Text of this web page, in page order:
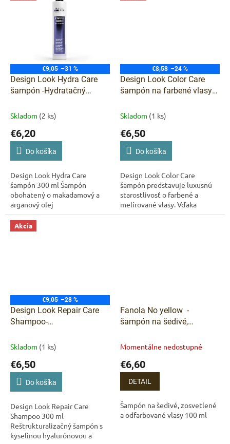
€9,05 –31 %
Design Look Hydra Care
šampón -Hydratačný
Skladom (2 ks)
€6,20
Do košíka
Design Look Hydra Care
šampón 300 ml Šampón
obohatený o makadamový a
arganový olej
€8,58 –24 %
Design Look Color Care
šampón na farbené vlasy
Skladom (1 ks)
€6,50
Do košíka
Design Look Color Care
šampón predstavuje luxusnú
starostlivosť o farbené a
melírované vlasy. Vďaka
obsahu zlata a diamantového
Akcia
€9,05 –28 %
Design Look Repair Care
Shampoo-
s kyselinou hyalurónovou
Skladom (1 ks)
€6,50
Do košíka
Design Look Repair Care
Shampoo 300 ml
Reštrukturalizačný šampón s
kyselinou hyalurónovou a
Fanola No yellow -
šampón na šedivé,
vlasy 100 ml
Momentálne nedostupné
€6,60
DETAIL
Šampón na šedivé, zosvetlené
a odfarbované vlasy 100 ml